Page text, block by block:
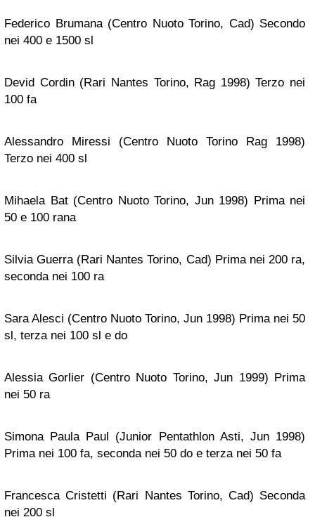
Federico Brumana (Centro Nuoto Torino, Cad) Secondo
nei 400 e 1500 sl
Devid Cordin (Rari Nantes Torino, Rag 1998) Terzo nei
100 fa
Alessandro Miressi (Centro Nuoto Torino Rag 1998)
Terzo nei 400 sl
Mihaela Bat (Centro Nuoto Torino, Jun 1998) Prima nei
50 e 100 rana
Silvia Guerra (Rari Nantes Torino, Cad) Prima nei 200 ra,
seconda nei 100 ra
Sara Alesci (Centro Nuoto Torino, Jun 1998) Prima nei 50
sl, terza nei 100 sl e do
Alessia Gorlier (Centro Nuoto Torino, Jun 1999) Prima
nei 50 ra
Simona Paula Paul (Junior Pentathlon Asti, Jun 1998)
Prima nei 100 fa, seconda nei 50 do e terza nei 50 fa
Francesca Cristetti (Rari Nantes Torino, Cad) Seconda
nei 200 sl